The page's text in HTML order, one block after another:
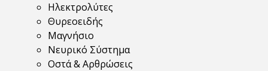
Ηλεκτρολύτες
Θυρεοειδής
Μαγνήσιο
Νευρικό Σύστημα
Οστά & Αρθρώσεις